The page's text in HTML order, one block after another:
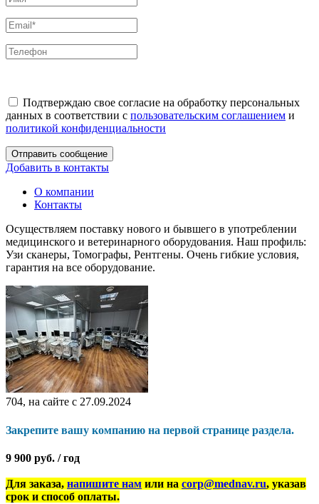
Подтверждаю свое согласие на обработку персональных
данных в соответствии с пользовательским соглашением и
политикой конфиденциальности
Отправить сообщение
Добавить в контакты
О компании
Контакты
Осуществляем поставку нового и бывшего в употреблении
медицинского и ветеринарного оборудования. Наш профиль:
Узи сканеры, Томографы, Рентгены. Очень гибкие условия,
гарантия на все оборудование.
704, на сайте с 27.09.2024
Закрепите вашу компанию на первой странице раздела.
9 900 руб. / год
Для заказа, напишите нам или на corp@mednav.ru, указав
срок и способ оплаты.